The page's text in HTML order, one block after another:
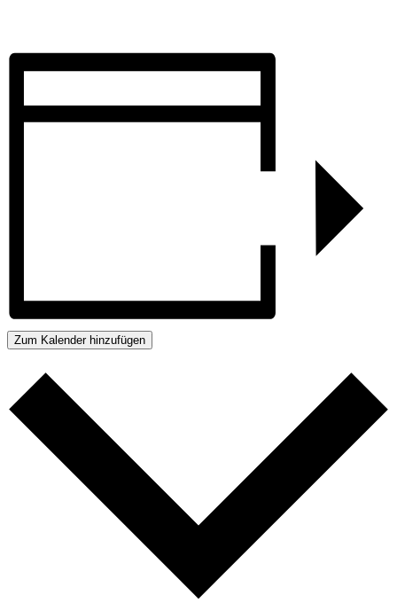
Zum Kalender hinzufügen